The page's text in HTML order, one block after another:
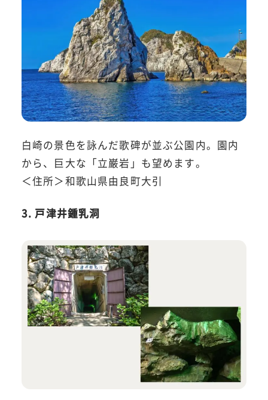
白崎の景色を詠んだ歌碑が並ぶ公園内。園内
から、巨大な「立巌岩」も望めます。
＜住所＞和歌山県由良町大引
3. 戸津井鍾乳洞